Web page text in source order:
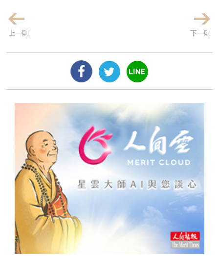
上一則 下一則